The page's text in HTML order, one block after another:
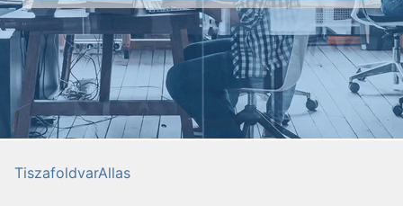
TiszafoldvarAllas